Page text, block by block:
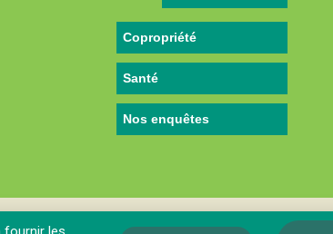
Copropriété
Santé
Nos enquêtes